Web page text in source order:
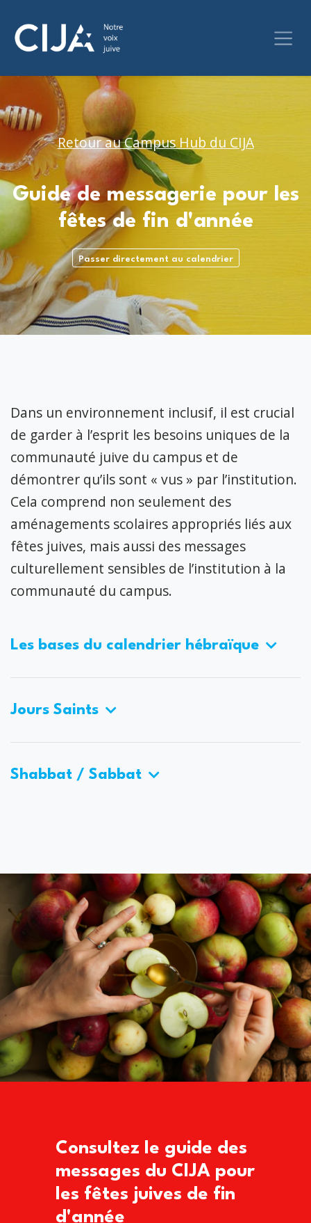
Retour au Campus Hub du CIJA
Guide de messagerie pour les
fêtes de fin d'année
Passer directement au calendrier
Dans un environnement inclusif, il est crucial
de garder à l’esprit les besoins uniques de la
communauté juive du campus et de
démontrer qu’ils sont « vus » par l’institution.
Cela comprend non seulement des
aménagements scolaires appropriés liés aux
fêtes juives, mais aussi des messages
culturellement sensibles de l’institution à la
communauté du campus.
Les bases du calendrier hébraïque
Jours Saints
Shabbat / Sabbat
Consultez le guide des
messages du CIJA pour
les fêtes juives de fin
d'année